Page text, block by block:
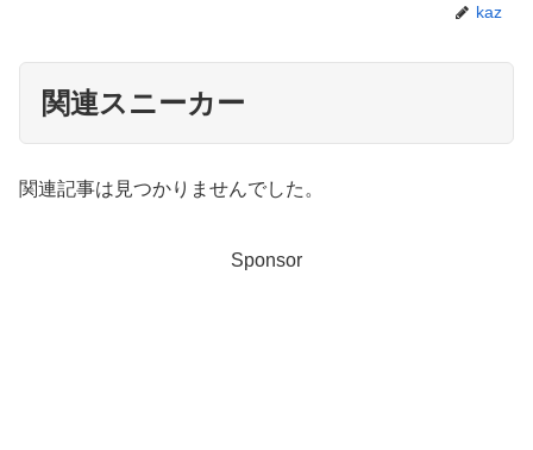
kaz
関連スニーカー
関連記事は見つかりませんでした。
Sponsor